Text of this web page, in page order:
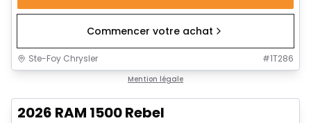
Commencer votre achat
Ste-Foy Chrysler #1T286
Mention légale
2026 RAM 1500 Rebel